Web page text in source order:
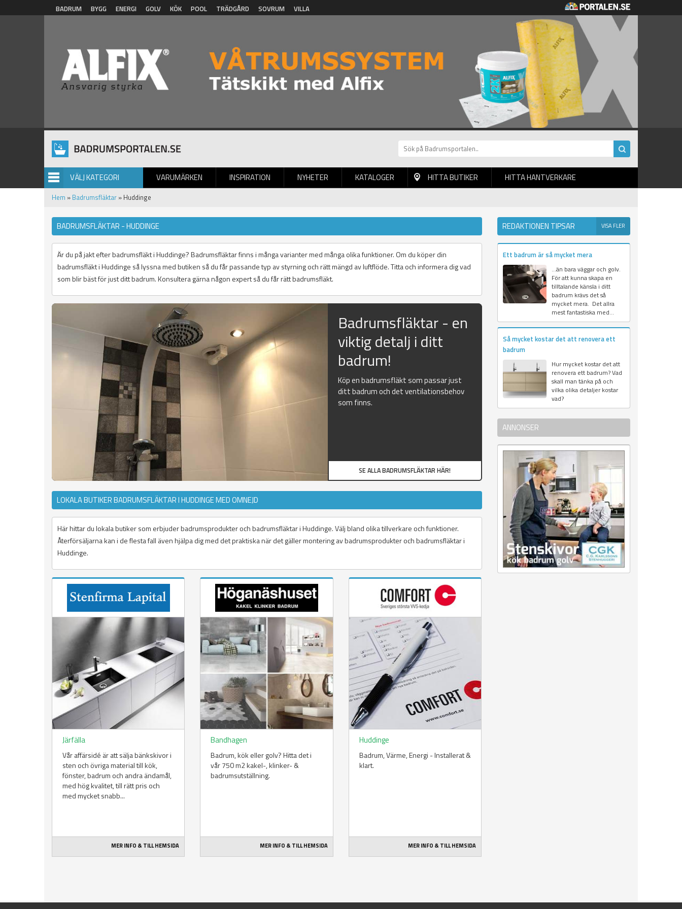
Hoppa till huvudinnehåll
BADRUM BYGG ENERGI GOLV KÖK POOL TRÄDGÅRD SOVRUM VILLA
VÄLJ KATEGORI VARUMÄRKEN INSPIRATION NYHETER
BILDGALLERI KATALOGER HITTA BUTIKER HITTA HANTVERKARE
Hem » Badrumsfläktar » Huddinge
BADRUMSFLÄKTAR - HUDDINGE
Är du på jakt efter badrumsfläkt i Huddinge? Badrumsfläktar finns i många varianter med många olika funktioner. Om du köper din
badrumsfläkt i Huddinge så lyssna med butiken så du får passande typ av styrning och rätt mängd av luftflöde. Titta och informera dig vad
som blir bäst för just ditt badrum. Konsultera gärna någon expert så du får rätt badrumsfläkt.
Badrumsfläktar - en
viktig detalj i ditt
badrum!
Köp en badrumsfläkt som passar just
ditt badrum och det ventilationsbehov
som finns.
SE ALLA BADRUMSFLÄKTAR HÄR!
LOKALA BUTIKER BADRUMSFLÄKTAR I HUDDINGE MED OMNEJD
Här hittar du lokala butiker som erbjuder badrumsprodukter och badrumsfläktar i Huddinge. Välj bland olika tillverkare och funktioner.
Återförsäljarna kan i de flesta fall även hjälpa dig med det praktiska när det gäller montering av badrumsprodukter och badrumsfläktar i
Huddinge.
Järfälla
Vår affärsidé är att sälja bänkskivor i
sten och övriga material till kök,
fönster, badrum och andra ändamål,
med hög kvalitet, till rätt pris och
med mycket snabb...
MER INFO & TILL HEMSIDA
Bandhagen
Badrum, kök eller golv? Hitta det i
vår 750 m2 kakel-, klinker- &
badrumsutställning.
MER INFO & TILL HEMSIDA
Huddinge
Badrum, Värme, Energi - Installerat &
klart.
MER INFO & TILL HEMSIDA
REDAKTIONEN TIPSAR VISA FLER
Ett badrum är så mycket mera
…än bara väggar och golv.
För att kunna skapa en
tilltalande känsla i ditt
badrum krävs det så
mycket mera. Det allra
mest fantastiska med...
Så mycket kostar det att renovera ett
badrum
Hur mycket kostar det att
renovera ett badrum? Vad
skall man tänka på och
vilka olika detaljer kostar
vad?
ANNONSER